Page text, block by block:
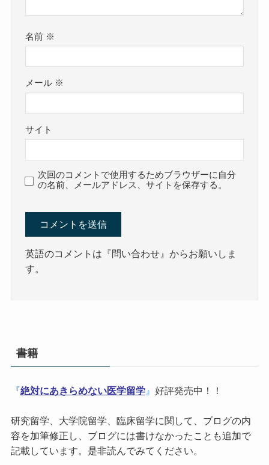
名前 ※
メール ※
サイト
次回のコメントで使用するためブラウザーに自分
の名前、メールアドレス、サイトを保存する。
英語のコメントは『問い合わせ』からお願いしま
す。
書籍
『絶対にあきらめない医学留学』 好評発売中！！
研究留学、大学院留学、臨床留学に関して、ブログの内
容を加筆修正し、ブログには書けなかったことも追加で
記載しています。是非読んでみてください。